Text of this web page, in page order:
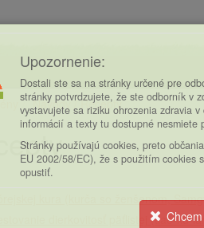
Návody / Recepty
kura (kurča so ženšenom,
dierkovitosť päťlistej (ťiao-ku-
Upozornenie:
Dostali ste sa na stránky určené pre
stránky potvrdzujete, že ste odborník v
vystavujete sa riziku ohrozenia zdravia
informácií a texty tu dostupné nesmiete
Stránky používajú cookies, preto
EU 2002/58/EC), že s použitím cookies
opustiť.